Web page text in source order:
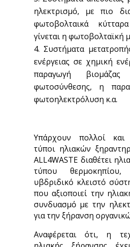
ηλεκτρισμό, με πιο
φωτοβολταικά
γίνεται η φωτοβολταϊκή
Συστήματα
ενέργειας σε χημική
παραγωγή
φωτοσύνθεσης, η
φωτοηλεκτρόλυση κ.α.
Υπάρχουν πολλοί και
τύποι ηλιακών
ALL4WASTE διαθέτει
τύπου
υβδριδικό κλειστό
που αξιοποιεί την
συνδυασμό με την
για την ξήρανση
Αναφέρεται ότι, η